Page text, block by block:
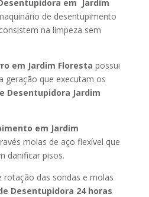
em Jardim
de desentupimento
na limpeza sem
em Jardim Floresta possui
geração que executam os
Desentupidora Jardim
em Jardim
molas de aço flexível que
danificar pisos.
das sondas e molas
Desentupidora 24 horas